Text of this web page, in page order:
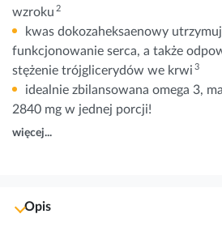
wzroku2
kwas dokozaheksaenowy
funkcjonowanie serca, a także
stężenie trójglicerydów we krwi3
idealnie zbilansowana omega 3,
2840 mg w jednej porcji!
więcej...
Opis